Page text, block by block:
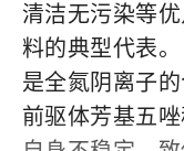
清洁无污染等
料的典型代表
是全氮阴离子
前驱体芳基五